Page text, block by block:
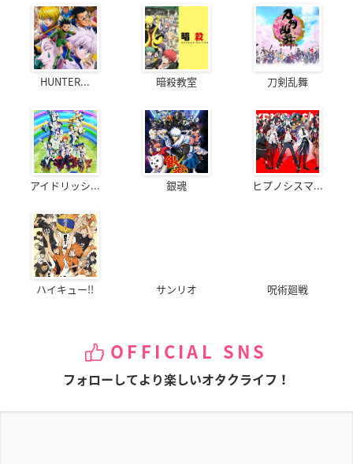
HUNTER... 暗殺教室 刀剣乱舞
アイドリッシ... 銀魂 ヒプノシスマ...
ハイキュー!! サンリオ 呪術廻戦
OFFICIAL SNS
フォローしてより楽しいオタクライフ！